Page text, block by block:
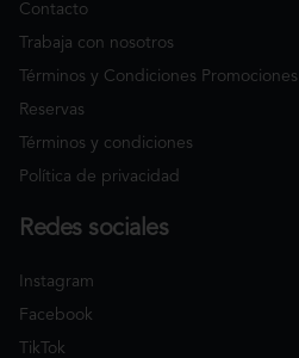
Contacto
Trabaja con nosotros
Términos y Condiciones Promociones
Reservas
Términos y condiciones
Política de privacidad
Redes sociales
Instagram
Facebook
TikTok